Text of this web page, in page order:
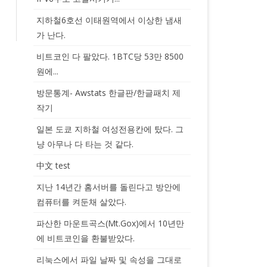
지하철6호선 이태원역에서 이상한 냄새
가 난다.
비트코인 다 팔았다. 1BTC당 53만 8500
원에...
방문통계- Awstats 한글판/한글패치 제
작기
일본 도쿄 지하철 여성전용칸에 탔다. 그
냥 아무나 다 타는 것 같다.
中文 test
지난 14년간 홈서버를 돌린다고 방안에
컴퓨터를 켜둔채 살았다.
파산한 마운트곡스(Mt.Gox)에서 10년만
에 비트코인을 환불받았다.
리눅스에서 파일 날짜 및 속성을 그대로